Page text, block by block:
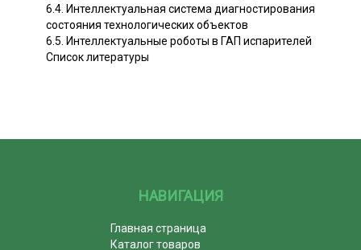
6.4. Интеллектуальная система диагностирования
состояния технологических объектов
6.5. Интеллектуальные роботы в ГАП испарителей
Список литературы
НАВИГАЦИЯ
Главная страница
Каталог товаров